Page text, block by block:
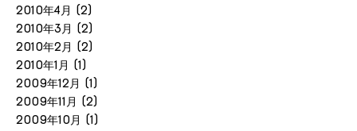
2010年4月 (2)
2010年3月 (2)
2010年2月 (2)
2010年1月 (1)
2009年12月 (1)
2009年11月 (2)
2009年10月 (1)